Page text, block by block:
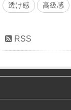
透け感 高級感
RSS